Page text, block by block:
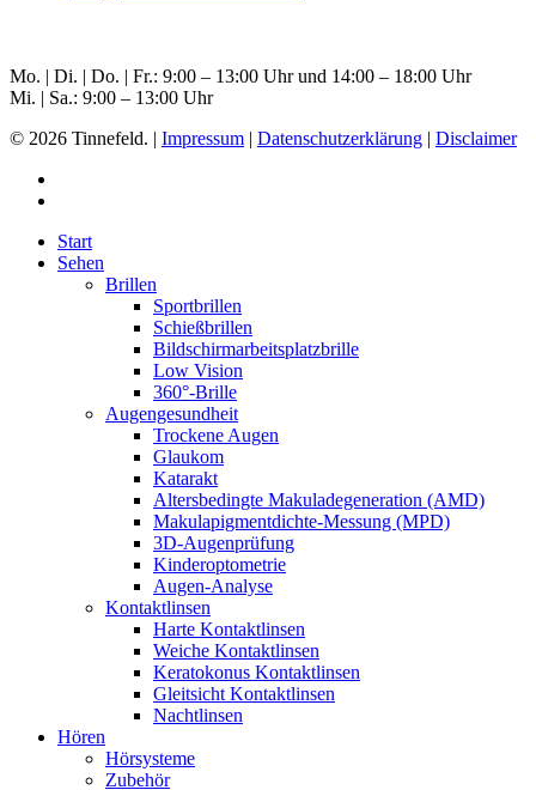
Mo. | Di. | Do. | Fr.: 9:00 – 13:00 Uhr und 14:00 – 18:00 Uhr
Mi. | Sa.: 9:00 – 13:00 Uhr
© 2026 Tinnefeld. | Impressum | Datenschutzerklärung | Disclaimer
Start
Sehen
Brillen
Sportbrillen
Schießbrillen
Bildschirmarbeitsplatzbrille
Low Vision
360°-Brille
Augengesundheit
Trockene Augen
Glaukom
Katarakt
Altersbedingte Makuladegeneration (AMD)
Makulapigmentdichte-Messung (MPD)
3D-Augenprüfung
Kinderoptometrie
Augen-Analyse
Kontaktlinsen
Harte Kontaktlinsen
Weiche Kontaktlinsen
Keratokonus Kontaktlinsen
Gleitsicht Kontaktlinsen
Nachtlinsen
Hören
Hörsysteme
Zubehör